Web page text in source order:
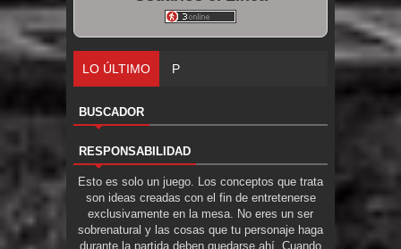
LO ÚLTIMO Parte 06: El Trato con los Muertos
BUSCADOR
RESPONSABILIDAD
Esto es solo un juego. Los conceptos que trata
son ideas creadas con el fin de entretenerse
exclusivamente en la mesa. No eres un ser
sobrenatural y las cosas que tu personaje haga
durante la partida deben quedarse ahí. Cuando